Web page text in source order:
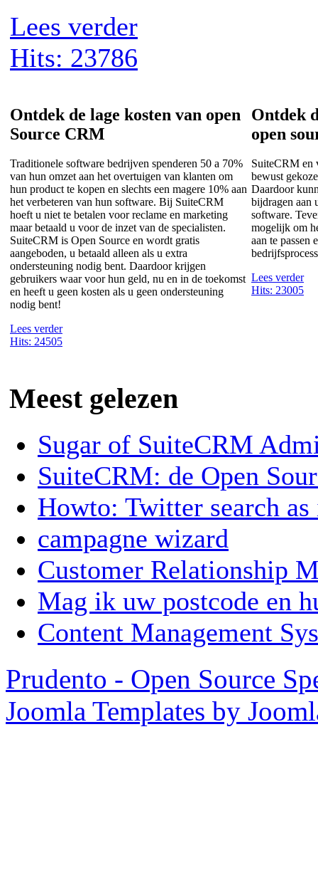
Lees verder
Hits: 23786
Ontdek de lage kosten van open
Source CRM
Traditionele software bedrijven spenderen 50 a 70%
van hun omzet aan het overtuigen van klanten om
hun product te kopen en slechts een magere 10% aan
het verbeteren van hun software. Bij SuiteCRM
hoeft u niet te betalen voor reclame en marketing
maar betaald u voor de inzet van de specialisten.
SuiteCRM is Open Source en wordt gratis
aangeboden, u betaald alleen als u extra
ondersteuning nodig bent. Daardoor krijgen
gebruikers waar voor hun geld, nu en in de toekomst
en heeft u geen kosten als u geen ondersteuning
nodig bent!
Lees verder
Hits: 24505
Ontdek
open
SuiteCRM en
bewust
Daardoor
bijdragen aan
software.
mogelijk om
aan te passen
Lees verder
Hits: 23005
Meest gelezen
Sugar of SuiteCRM
SuiteCRM: de Open
Howto: Twitter search
campagne wizard
Customer Relationship
Mag ik uw postcode en
Content Management
Prudento - Open Source
Joomla Templates by